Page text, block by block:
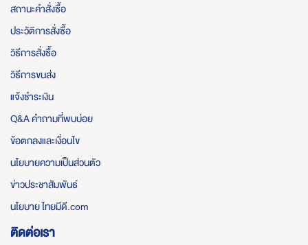
สถานะคำสั่งซื้อ
ประวัติการสั่งซื้อ
วิธีการสั่งซื้อ
วิธีการขนส่ง
แจ้งชำระเงิน
Q&A คำถามที่พบบ่อย
ข้อตกลงและเงื่อนไข
นโยบายความเป็นส่วนตัว
ข่าวประชาสัมพันธ์
นโยบาย ไทยมีดี.com
ติดต่อเรา